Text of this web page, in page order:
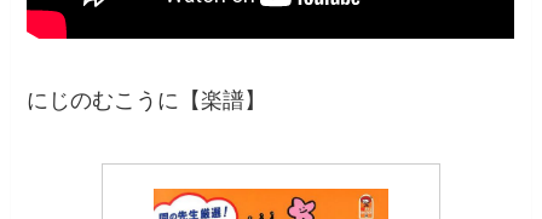
にじのむこうに【楽譜】